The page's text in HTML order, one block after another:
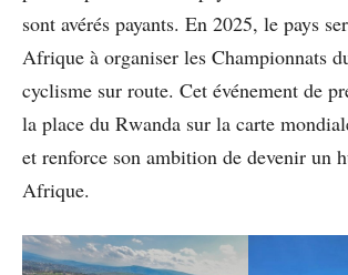
sont avérés payants. En 2025, le pays
Afrique à organiser les Championnats
cyclisme sur route. Cet événement de
la place du Rwanda sur la carte
et renforce son ambition de devenir un
Afrique.